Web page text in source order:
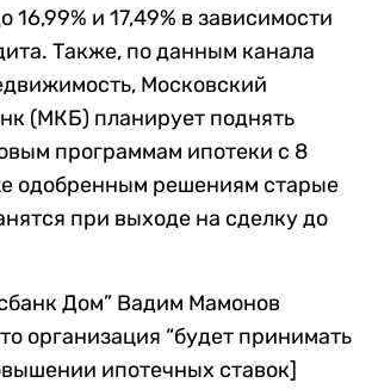
16,99% и 17,49% в зависимости
Также, по данным канала
Московский
(МКБ) планирует поднять
программам ипотеки с 8
одобренным решениям старые
при выходе на сделку до
Дом” Вадим Мамонов
организация “будет принимать
ипотечных ставок]